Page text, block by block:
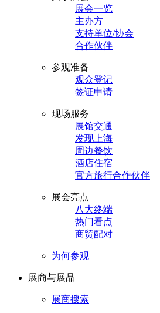
展会一览
主办方
支持单位/协会
合作伙伴
参观准备
观众登记
签证申请
现场服务
展馆交通
发现上海
周边餐饮
酒店住宿
官方旅行合作伙伴
展会亮点
八大终端
热门看点
商贸配对
为何参观
展商与展品
展商搜索